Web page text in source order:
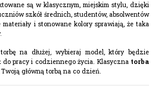
są w klasycznym, miejskim stylu, dzięki
szkół średnich, studentów, absolwentów
i stonowane kolory sprawiają, że taka
na dłużej, wybieraj model, który będzie
do pracy i codziennego życia. Klasyczna torba
główną torbą na co dzień.